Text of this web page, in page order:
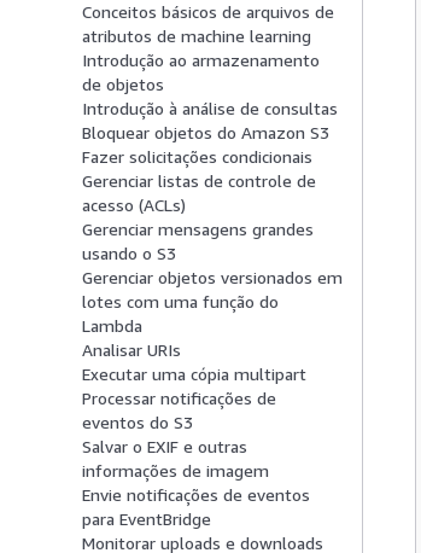
Conceitos básicos de arquivos de
atributos de machine learning
Introdução ao armazenamento
de objetos
Introdução à análise de consultas
Bloquear objetos do Amazon S3
Fazer solicitações condicionais
Gerenciar listas de controle de
acesso (ACLs)
Gerenciar mensagens grandes
usando o S3
Gerenciar objetos versionados em
lotes com uma função do
Lambda
Analisar URIs
Executar uma cópia multipart
Processar notificações de
eventos do S3
Salvar o EXIF e outras
informações de imagem
Envie notificações de eventos
para EventBridge
Monitorar uploads e downloads